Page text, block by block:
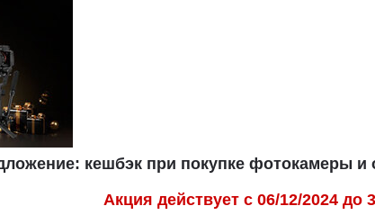
кешбэк при покупке фотокамеры
Акция действует с 06/12/2024 до